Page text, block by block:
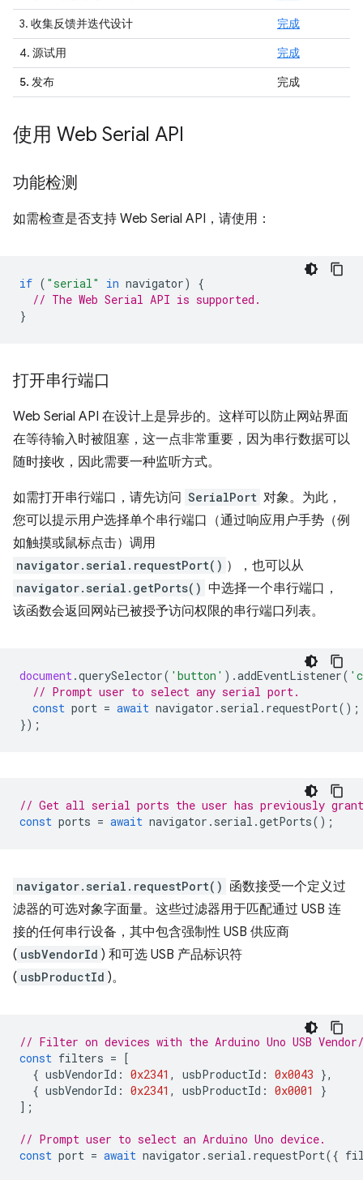
3. 收集反馈并迭代设计
完成
4. 源试用
完成
5. 发布
完成
使用 Web Serial API
功能检测
如需检查是否支持 Web Serial API，请使用：
if ( "serial" in navigator)
{
// The Web Serial API is supported.
}
打开串行端口
Web Serial API 在设计上是异步的。这样可以防止网站界面
在等待输入时被阻塞，这一点非常重要，因为串行数据可以
随时接收，因此需要一种监听方式。
如需打开串行端口，请先访问 SerialPort 对象。为此，
您可以提示用户选择单个串行端口（通过响应用户手势（例
如触摸或鼠标点击）调用
navigator.serial.requestPort() ），也可以从
navigator.serial.getPorts() 中选择一个串行端口，
该函数会返回网站已被授予访问权限的串行端口列表。
document.querySelector( 'button' ).addEventListener(
// Prompt user to select any serial port.
const port = await navigator . serial . requestPort();
});
// Get all serial ports the user has previously
const ports = await navigator . serial .getPorts();
navigator.serial.requestPort() 函数接受一个定义过
滤器的可选对象字面量。这些过滤器用于匹配通过 USB 连
接的任何串行设备，其中包含强制性 USB 供应商
( usbVendorId ) 和可选 USB 产品标识符
( usbProductId )。
// Filter on devices with the Arduino Uno USB
const filters = [
{ usbVendorId : 0x2341 , usbProductId : 0x0043 },
{ usbVendorId : 0x2341 , usbProductId : 0x0001
}
];
// Prompt user to select an Arduino Uno device.
const port = await navigator . serial . requestPort({